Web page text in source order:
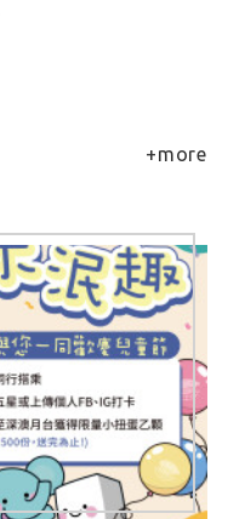
+more